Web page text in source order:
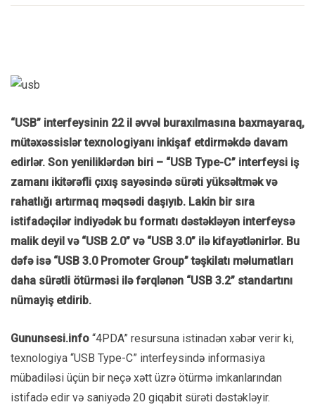
“USB” interfeysinin 22 il əvvəl buraxılmasına baxmayaraq,
mütəxəssislər texnologiyanı inkişaf etdirməkdə davam
edirlər. Son yeniliklərdən biri – “USB Type-C” interfeysi iş
zamanı ikitərəfli çıxış sayəsində sürəti yüksəltmək və
rahatlığı artırmaq məqsədi daşıyıb. Lakin bir sıra
istifadəçilər indiyədək bu formatı dəstəkləyən interfeysə
malik deyil və “USB 2.0” və “USB 3.0” ilə kifayətlənirlər. Bu
dəfə isə “USB 3.0 Promoter Group” təşkilatı məlumatları
daha sürətli ötürməsi ilə fərqlənən “USB 3.2” standartını
nümayiş etdirib.
Gununsesi.info “4PDA” resursuna istinadən xəbər verir ki,
texnologiya “USB Type-C” interfeysində informasiya
mübadiləsi üçün bir neçə xətt üzrə ötürmə imkanlarından
istifadə edir və saniyədə 20 giqabit sürəti dəstəkləyir.